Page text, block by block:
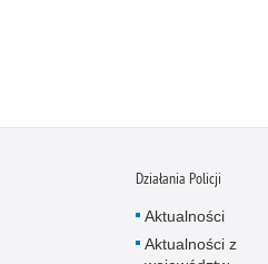
Działania Policji
Aktualności
Aktualności z